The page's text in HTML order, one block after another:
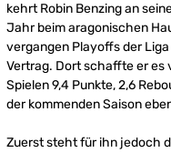
kehrt Robin Benzing an
Jahr beim aragonischen
vergangen Playoffs der
Vertrag. Dort schaffte er es
Spielen 9,4 Punkte, 2,6
der kommenden Saison
Zuerst steht für ihn jedoch